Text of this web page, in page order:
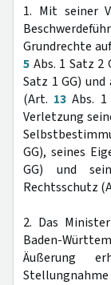
1. Mit seiner
Grundrechte
5 Abs. 1 Satz 2
Satz 1 GG)
(Art. 13 Abs.
Verletzung
GG), seines
GG) und
Rechtsschutz
2. Das
Baden-
Äußerung
Stellungnahme